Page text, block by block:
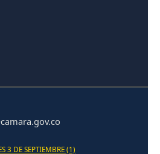
3 DE SEPTIEMBRE (1)